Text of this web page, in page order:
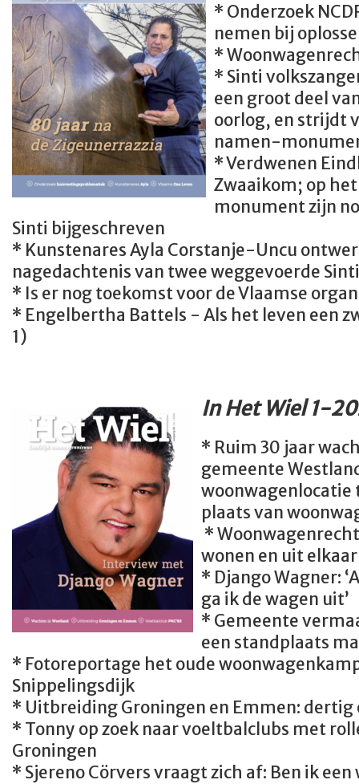
* Onderzoek
nemen bij
*
* Sinti
een groot deel
oorlog, en strijdt
namen-
* Verdwenen
Zwaaikom; op
monument zijn
Sinti bijgeschreven
* Kunstenares Ayla Corstanje-Uncu
nagedachtenis van twee weggevoerde
* Is er nog toekomst voor de Vlaamse
* Engelbertha Battels - Als het leven een
1)
In Het Wiel 1-
* Ruim 30 jaar
gemeente
woonwagenlocatie
plaats van
*
wonen en uit
* Django Wagner:
ga ik de wagen uit’
* Gemeente
een standplaats
* Fotoreportage het oude
Snippelingsdijk
* Uitbreiding Groningen en Emmen:
* Tonny op zoek naar voeltbalclubs met
Groningen
* Sjereno Cörvers vraagt zich af: Ben ik